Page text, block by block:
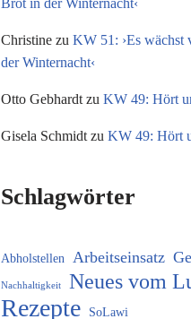
Brot in der Winternacht‹
Christine zu KW 51: ›Es wächst
der Winternacht‹
Otto Gebhardt zu KW 49: Hört
Gisela Schmidt zu KW 49: Hört
Schlagwörter
Abholstellen Arbeitseinsatz
Nachhaltigkeit Neues vom
Rezepte SoLawi